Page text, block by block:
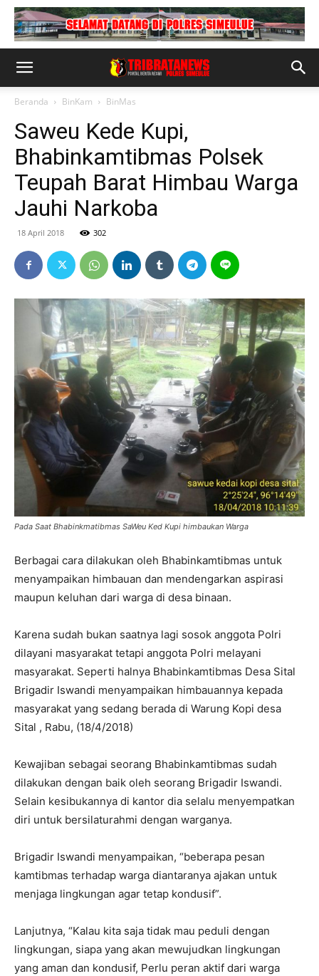
Beranda BinKam BinMas
Saweu Kede Kupi,
Bhabinkamtibmas Polsek
Teupah Barat Himbau Warga
Jauhi Narkoba
18 April 2018 302
Pada Saat Bhabinkmatibmas SaWeu Ked Kupi himbaukan Warga
Berbagai cara dilakukan oleh Bhabinkamtibmas untuk
menyampaikan himbauan dan mendengarkan aspirasi
maupun keluhan dari warga di desa binaan.
Karena sudah bukan saatnya lagi sosok anggota Polri
dilayani masyarakat tetapi anggota Polri melayani
masyarakat. Seperti halnya Bhabinkamtibmas Desa Sital
Brigadir Iswandi menyampaikan himbauannya kepada
masyarakat yang sedang berada di Warung Kopi desa
Sital , Rabu, (18/4/2018)
Kewajiban sebagai seorang Bhabinkamtibmas sudah
dilakukan dengan baik oleh seorang Brigadir Iswandi.
Selain kesibukannya di kantor dia selalu menyempatkan
diri untuk bersilaturahmi dengan warganya.
Brigadir Iswandi menyampaikan, “beberapa pesan
kamtibmas terhadap warga diantaranya ajakan untuk
menjaga lingkungan agar tetap kondusif”.
Lanjutnya, “Kalau kita saja tidak mau peduli dengan
lingkungan, siapa yang akan mewujudkan lingkungan
yang aman dan kondusif, Perlu peran aktif dari warga